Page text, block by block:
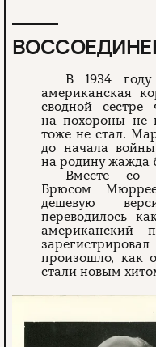
В 1934
американская
сводной
на похороны не
тоже не стал.
до начала
на родину жажда
Вместе со
Брюсом
дешевую
переводилось
американский
произошло, как
стали новым